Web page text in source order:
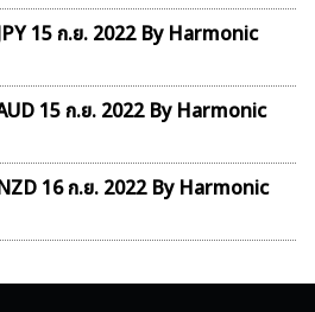
15 ก.ย. 2022 By Harmonic
15 ก.ย. 2022 By Harmonic
16 ก.ย. 2022 By Harmonic